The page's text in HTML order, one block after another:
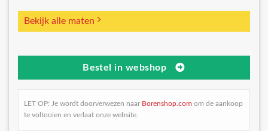
Bekijk alle maten
Bestel in webshop
LET OP: Je wordt doorverwezen naar Borenshop.com om de aankoop
te voltooien en verlaat onze website.